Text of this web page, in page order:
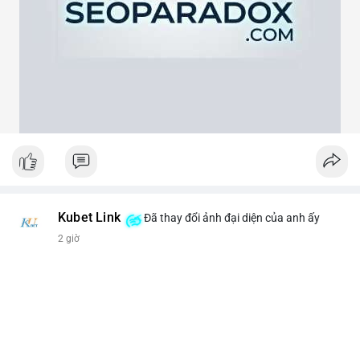
theo cảm xúc, hãy đặt lệnh dựa trên vùng hỗ trợ và kháng cự rõ
Kubet Link Đã thay đổi ảnh đại diện của anh ấy
2 giờ